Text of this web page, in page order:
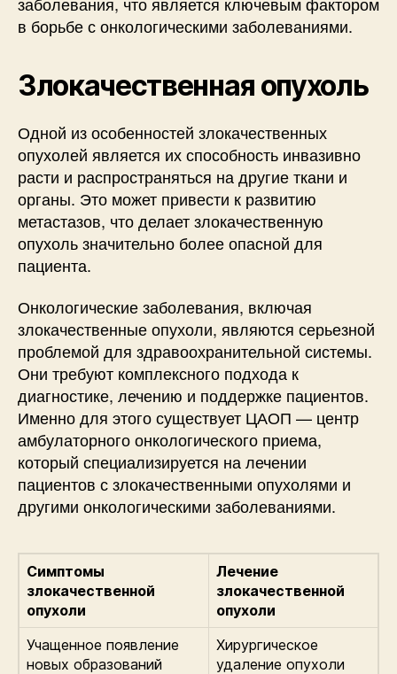
в борьбе с онкологическими заболеваниями.
Злокачественная опухоль
Одной из особенностей злокачественных
опухолей является их способность инвазивно
расти и распространяться на другие ткани и
органы. Это может привести к развитию
метастазов, что делает злокачественную
опухоль значительно более опасной для
пациента.
Онкологические заболевания, включая
злокачественные опухоли, являются серьезной
проблемой для здравоохранительной системы.
Они требуют комплексного подхода к
диагностике, лечению и поддержке пациентов.
Именно для этого существует ЦАОП — центр
амбулаторного онкологического приема,
который специализируется на лечении
пациентов с злокачественными опухолями и
другими онкологическими заболеваниями.
Симптомы
злокачественной
опухоли
Лечение
злокачественной
опухоли
Учащенное появление
новых образований
Хирургическое
удаление опухоли